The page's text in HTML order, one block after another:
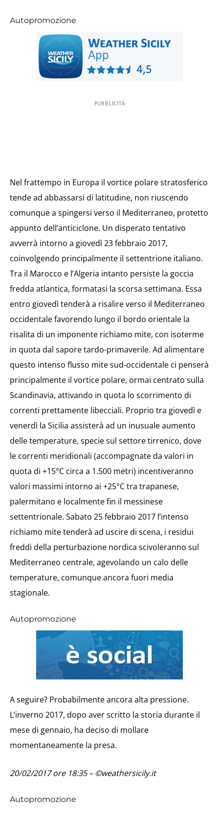
Autopromozione
PUBBLICITÀ
Nel frattempo in Europa il vortice polare stratosferico
tende ad abbassarsi di latitudine, non riuscendo
comunque a spingersi verso il Mediterraneo, protetto
appunto dell’anticiclone. Un disperato tentativo
avverrà intorno a giovedì 23 febbraio 2017,
coinvolgendo principalmente il settentrione italiano.
Tra il Marocco e l’Algeria intanto persiste la goccia
fredda atlantica, formatasi la scorsa settimana. Essa
entro giovedì tenderà a risalire verso il Mediterraneo
occidentale favorendo lungo il bordo orientale la
risalita di un imponente richiamo mite, con isoterme
in quota dal sapore tardo-primaverile. Ad alimentare
questo intenso flusso mite sud-occidentale ci penserà
principalmente il vortice polare, ormai centrato sulla
Scandinavia, attivando in quota lo scorrimento di
correnti prettamente libecciali. Proprio tra giovedì e
venerdì la Sicilia assisterà ad un inusuale aumento
delle temperature, specie sul settore tirrenico, dove
le correnti meridionali (accompagnate da valori in
quota di +15°C circa a 1.500 metri) incentiveranno
valori massimi intorno ai +25°C tra trapanese,
palermitano e localmente fin il messinese
settentrionale. Sabato 25 febbraio 2017 l’intenso
richiamo mite tenderà ad uscire di scena, i residui
freddi della perturbazione nordica scivoleranno sul
Mediterraneo centrale, agevolando un calo delle
temperature, comunque ancora fuori media
stagionale.
Autopromozione
A seguire? Probabilmente ancora alta pressione.
L’inverno 2017, dopo aver scritto la storia durante il
mese di gennaio, ha deciso di mollare
momentaneamente la presa.
20/02/2017 ore 18:35 – ©weathersicily.it
Autopromozione